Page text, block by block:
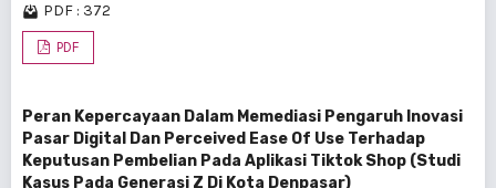
PDF : 372
PDF
Peran Kepercayaan Dalam Memediasi Pengaruh Inovasi
Pasar Digital Dan Perceived Ease Of Use Terhadap
Keputusan Pembelian Pada Aplikasi Tiktok Shop (Studi
Kasus Pada Generasi Z Di Kota Denpasar)